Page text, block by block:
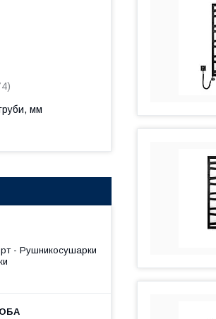
мм
- Рушникосушарки